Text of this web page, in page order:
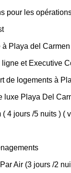
pour les
à Playa del Carmen
et Executive
de logements à
luxe Playa Del
4 jours /5 nuits ) (
Air (3 jours /2